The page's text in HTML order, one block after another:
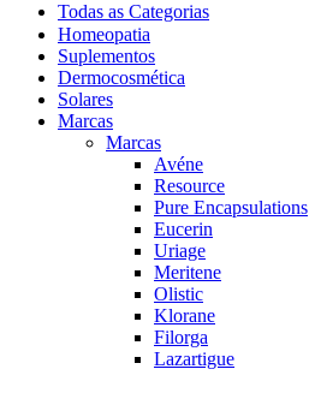
Todas as Categorias
Homeopatia
Suplementos
Dermocosmética
Solares
Marcas
Marcas
Avéne
Resource
Pure Encapsulations
Eucerin
Uriage
Meritene
Olistic
Klorane
Filorga
Lazartigue